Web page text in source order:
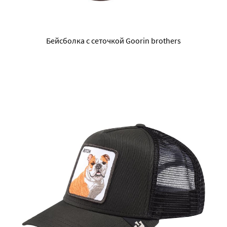
Бейсболка с сеточкой Goorin brothers